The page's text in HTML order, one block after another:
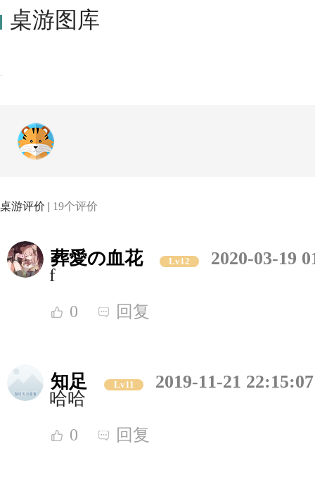
桌游图库
桌游评价 | 19个评价
葬愛の血花 Lv12
2020-03-19
f
0 回复
知足 Lv11
2019-11-21 22:15:07
哈哈
0 回复